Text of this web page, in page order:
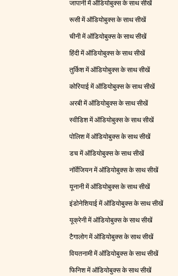
जापानी में ऑडियोबुक्स के साथ सीखें
रूसी में ऑडियोबुक्स के साथ सीखें
चीनी में ऑडियोबुक्स के साथ सीखें
हिंदी में ऑडियोबुक्स के साथ सीखें
तुर्किश में ऑडियोबुक्स के साथ सीखें
कोरियाई में ऑडियोबुक्स के साथ सीखें
अरबी में ऑडियोबुक्स के साथ सीखें
स्वीडिश में ऑडियोबुक्स के साथ सीखें
पोलिश में ऑडियोबुक्स के साथ सीखें
डच में ऑडियोबुक्स के साथ सीखें
नॉर्वेजियन में ऑडियोबुक्स के साथ सीखें
यूनानी में ऑडियोबुक्स के साथ सीखें
इंडोनेशियाई में ऑडियोबुक्स के साथ सीखें
यूक्रेनी में ऑडियोबुक्स के साथ सीखें
टैगालोग में ऑडियोबुक्स के साथ सीखें
वियतनामी में ऑडियोबुक्स के साथ सीखें
फिनिश में ऑडियोबुक्स के साथ सीखें